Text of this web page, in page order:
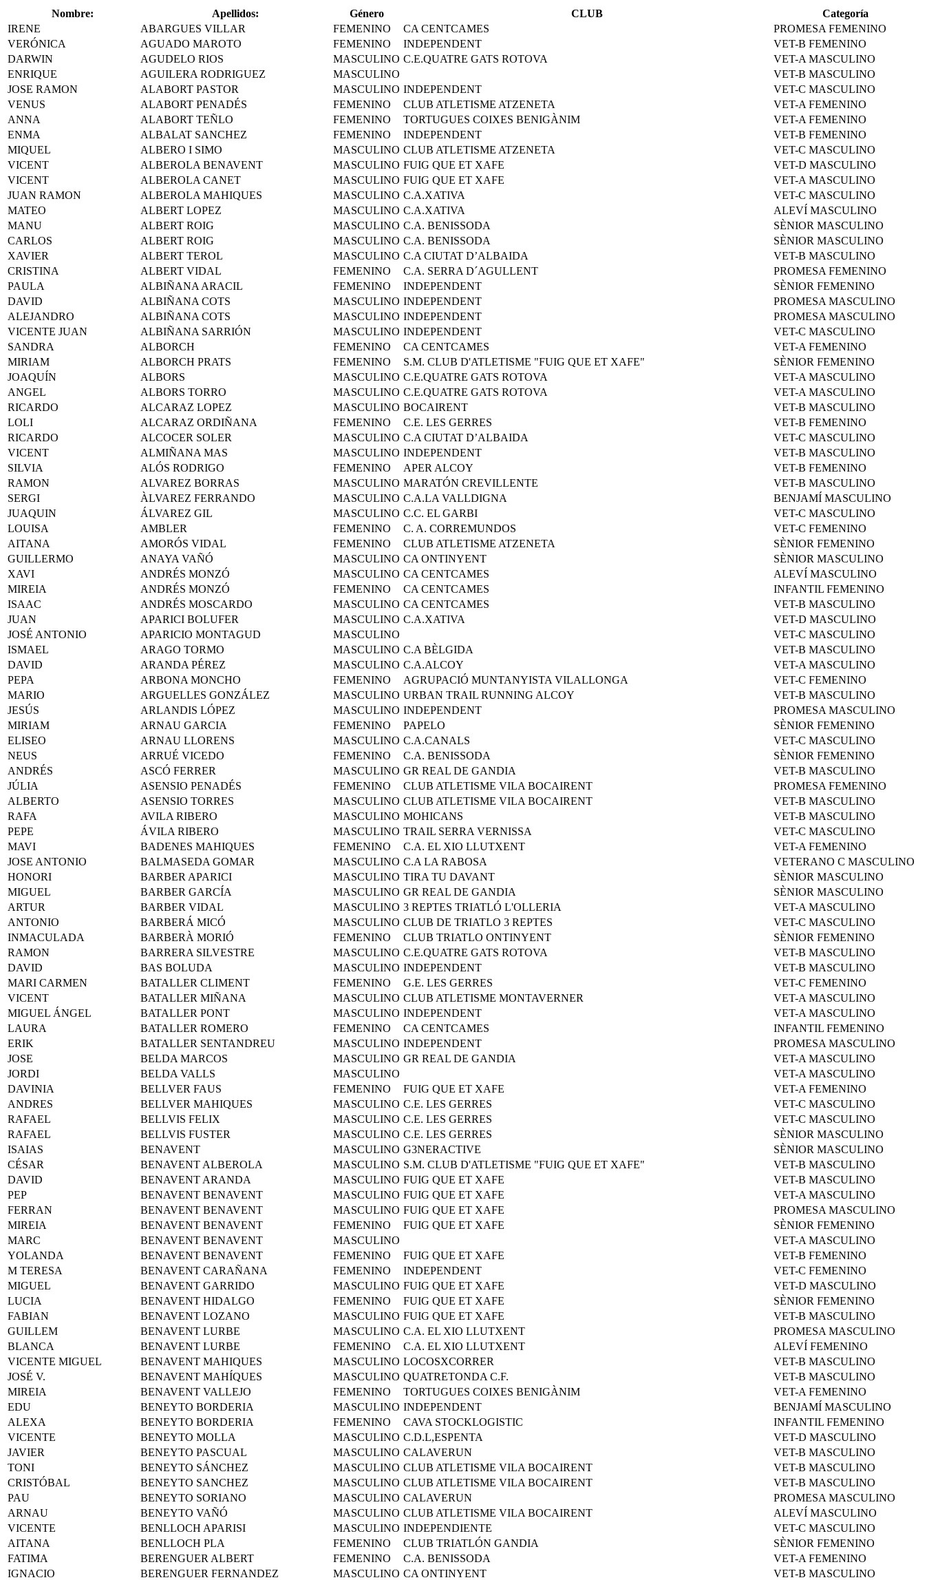
Nombre: Apellidos: Género CLUB
Categoría
IRENE
ABARGUES VILLAR FEMENINO CA CENTCAMES
PROMESA FEMENINO
VERÓNICA
AGUADO MAROTO FEMENINO INDEPENDENT
VET-B FEMENINO
DARWIN
AGUDELO RIOS MASCULINO C.E.QUATRE GATS ROTOVA
VET-A MASCULINO
ENRIQUE
AGUILERA RODRIGUEZ MASCULINO
VET-B MASCULINO
JOSE RAMON
ALABORT PASTOR MASCULINO INDEPENDENT
VET-C MASCULINO
VENUS
ALABORT PENADÉS FEMENINO CLUB ATLETISME ATZENETA
VET-A FEMENINO
ANNA
ALABORT TEÑLO FEMENINO TORTUGUES COIXES BENIGÀNIM
VET-A FEMENINO
ENMA
ALBALAT SANCHEZ FEMENINO INDEPENDENT
VET-B FEMENINO
MIQUEL
ALBERO I SIMO MASCULINO CLUB ATLETISME ATZENETA
VET-C MASCULINO
VICENT
ALBEROLA BENAVENT MASCULINO FUIG QUE ET XAFE
VET-D MASCULINO
VICENT
ALBEROLA CANET MASCULINO FUIG QUE ET XAFE
VET-A MASCULINO
JUAN RAMON
ALBEROLA MAHIQUES MASCULINO C.A.XATIVA
VET-C MASCULINO
MATEO
ALBERT LOPEZ MASCULINO C.A.XATIVA
ALEVÍ MASCULINO
MANU
ALBERT ROIG MASCULINO C.A. BENISSODA
SÈNIOR MASCULINO
CARLOS
ALBERT ROIG MASCULINO C.A. BENISSODA
SÈNIOR MASCULINO
XAVIER
ALBERT TEROL MASCULINO C.A CIUTAT D’ALBAIDA
VET-B MASCULINO
CRISTINA
ALBERT VIDAL FEMENINO C.A. SERRA D´AGULLENT
PROMESA FEMENINO
PAULA
ALBIÑANA ARACIL FEMENINO INDEPENDENT
SÈNIOR FEMENINO
DAVID
ALBIÑANA COTS MASCULINO INDEPENDENT
PROMESA MASCULINO
ALEJANDRO
ALBIÑANA COTS MASCULINO INDEPENDENT
PROMESA MASCULINO
VICENTE JUAN
ALBIÑANA SARRIÓN MASCULINO INDEPENDENT
VET-C MASCULINO
SANDRA
ALBORCH FEMENINO CA CENTCAMES
VET-A FEMENINO
MIRIAM
ALBORCH PRATS FEMENINO S.M. CLUB D'ATLETISME "FUIG QUE ET XAFE"
SÈNIOR FEMENINO
JOAQUÍN
ALBORS MASCULINO C.E.QUATRE GATS ROTOVA
VET-A MASCULINO
ANGEL
ALBORS TORRO MASCULINO C.E.QUATRE GATS ROTOVA
VET-A MASCULINO
RICARDO
ALCARAZ LOPEZ MASCULINO BOCAIRENT
VET-B MASCULINO
LOLI
ALCARAZ ORDIÑANA FEMENINO C.E. LES GERRES
VET-B FEMENINO
RICARDO
ALCOCER SOLER MASCULINO C.A CIUTAT D’ALBAIDA
VET-C MASCULINO
VICENT
ALMIÑANA MAS MASCULINO INDEPENDENT
VET-B MASCULINO
SILVIA
ALÓS RODRIGO FEMENINO APER ALCOY
VET-B FEMENINO
RAMON
ALVAREZ BORRAS MASCULINO MARATÓN CREVILLENTE
VET-B MASCULINO
SERGI
ÀLVAREZ FERRANDO MASCULINO C.A.LA VALLDIGNA
BENJAMÍ MASCULINO
JUAQUIN
ÁLVAREZ GIL MASCULINO C.C. EL GARBI
VET-C MASCULINO
LOUISA
AMBLER FEMENINO C. A. CORREMUNDOS
VET-C FEMENINO
AITANA
AMORÓS VIDAL FEMENINO CLUB ATLETISME ATZENETA
SÈNIOR FEMENINO
GUILLERMO
ANAYA VAÑÓ MASCULINO CA ONTINYENT
SÈNIOR MASCULINO
XAVI
ANDRÉS MONZÓ MASCULINO CA CENTCAMES
ALEVÍ MASCULINO
MIREIA
ANDRÉS MONZÓ FEMENINO CA CENTCAMES
INFANTIL FEMENINO
ISAAC
ANDRÉS MOSCARDO MASCULINO CA CENTCAMES
VET-B MASCULINO
JUAN
APARICI BOLUFER MASCULINO C.A.XATIVA
VET-D MASCULINO
JOSÉ ANTONIO
APARICIO MONTAGUD MASCULINO
VET-C MASCULINO
ISMAEL
ARAGO TORMO MASCULINO C.A BÈLGIDA
VET-B MASCULINO
DAVID
ARANDA PÉREZ MASCULINO C.A.ALCOY
VET-A MASCULINO
PEPA
ARBONA MONCHO FEMENINO AGRUPACIÓ MUNTANYISTA VILALLONGA
VET-C FEMENINO
MARIO
ARGUELLES GONZÁLEZ MASCULINO URBAN TRAIL RUNNING ALCOY
VET-B MASCULINO
JESÚS
ARLANDIS LÓPEZ MASCULINO INDEPENDENT
PROMESA MASCULINO
MIRIAM
ARNAU GARCIA FEMENINO PAPELO
SÈNIOR FEMENINO
ELISEO
ARNAU LLORENS MASCULINO C.A.CANALS
VET-C MASCULINO
NEUS
ARRUÉ VICEDO FEMENINO C.A. BENISSODA
SÈNIOR FEMENINO
ANDRÉS
ASCÓ FERRER MASCULINO GR REAL DE GANDIA
VET-B MASCULINO
JÚLIA
ASENSIO PENADÉS FEMENINO CLUB ATLETISME VILA BOCAIRENT
PROMESA FEMENINO
ALBERTO
ASENSIO TORRES MASCULINO CLUB ATLETISME VILA BOCAIRENT
VET-B MASCULINO
RAFA
AVILA RIBERO MASCULINO MOHICANS
VET-B MASCULINO
PEPE
ÁVILA RIBERO MASCULINO TRAIL SERRA VERNISSA
VET-C MASCULINO
MAVI
BADENES MAHIQUES FEMENINO C.A. EL XIO LLUTXENT
VET-A FEMENINO
JOSE ANTONIO
BALMASEDA GOMAR MASCULINO C.A LA RABOSA
VETERANO C MASCULINO
HONORI
BARBER APARICI MASCULINO TIRA TU DAVANT
SÈNIOR MASCULINO
MIGUEL
BARBER GARCÍA MASCULINO GR REAL DE GANDIA
SÈNIOR MASCULINO
ARTUR
BARBER VIDAL MASCULINO 3 REPTES TRIATLÓ L'OLLERIA
VET-A MASCULINO
ANTONIO
BARBERÁ MICÓ MASCULINO CLUB DE TRIATLO 3 REPTES
VET-C MASCULINO
INMACULADA
BARBERÀ MORIÓ FEMENINO CLUB TRIATLO ONTINYENT
SÈNIOR FEMENINO
RAMON
BARRERA SILVESTRE MASCULINO C.E.QUATRE GATS ROTOVA
VET-B MASCULINO
DAVID
BAS BOLUDA MASCULINO INDEPENDENT
VET-B MASCULINO
MARI CARMEN
BATALLER CLIMENT FEMENINO G.E. LES GERRES
VET-C FEMENINO
VICENT
BATALLER MIÑANA MASCULINO CLUB ATLETISME MONTAVERNER
VET-A MASCULINO
MIGUEL ÁNGEL
BATALLER PONT MASCULINO INDEPENDENT
VET-A MASCULINO
LAURA
BATALLER ROMERO FEMENINO CA CENTCAMES
INFANTIL FEMENINO
ERIK
BATALLER SENTANDREU MASCULINO INDEPENDENT
PROMESA MASCULINO
JOSE
BELDA MARCOS MASCULINO GR REAL DE GANDIA
VET-A MASCULINO
JORDI
BELDA VALLS MASCULINO
VET-A MASCULINO
DAVINIA
BELLVER FAUS FEMENINO FUIG QUE ET XAFE
VET-A FEMENINO
ANDRES
BELLVER MAHIQUES MASCULINO C.E. LES GERRES
VET-C MASCULINO
RAFAEL
BELLVIS FELIX MASCULINO C.E. LES GERRES
VET-C MASCULINO
RAFAEL
BELLVIS FUSTER MASCULINO C.E. LES GERRES
SÈNIOR MASCULINO
ISAIAS
BENAVENT MASCULINO G3NERACTIVE
SÈNIOR MASCULINO
CÉSAR
BENAVENT ALBEROLA MASCULINO S.M. CLUB D'ATLETISME "FUIG QUE ET XAFE"
VET-B MASCULINO
DAVID
BENAVENT ARANDA MASCULINO FUIG QUE ET XAFE
VET-B MASCULINO
PEP
BENAVENT BENAVENT MASCULINO FUIG QUE ET XAFE
VET-A MASCULINO
FERRAN
BENAVENT BENAVENT MASCULINO FUIG QUE ET XAFE
PROMESA MASCULINO
MIREIA
BENAVENT BENAVENT FEMENINO FUIG QUE ET XAFE
SÈNIOR FEMENINO
MARC
BENAVENT BENAVENT MASCULINO
VET-A MASCULINO
YOLANDA
BENAVENT BENAVENT FEMENINO FUIG QUE ET XAFE
VET-B FEMENINO
M TERESA
BENAVENT CARAÑANA FEMENINO INDEPENDENT
VET-C FEMENINO
MIGUEL
BENAVENT GARRIDO MASCULINO FUIG QUE ET XAFE
VET-D MASCULINO
LUCIA
BENAVENT HIDALGO FEMENINO FUIG QUE ET XAFE
SÈNIOR FEMENINO
FABIAN
BENAVENT LOZANO MASCULINO FUIG QUE ET XAFE
VET-B MASCULINO
GUILLEM
BENAVENT LURBE MASCULINO C.A. EL XIO LLUTXENT
PROMESA MASCULINO
BLANCA
BENAVENT LURBE FEMENINO C.A. EL XIO LLUTXENT
ALEVÍ FEMENINO
VICENTE MIGUEL
BENAVENT MAHIQUES MASCULINO LOCOSXCORRER
VET-B MASCULINO
JOSÉ V.
BENAVENT MAHÍQUES MASCULINO QUATRETONDA C.F.
VET-B MASCULINO
MIREIA
BENAVENT VALLEJO FEMENINO TORTUGUES COIXES BENIGÀNIM
VET-A FEMENINO
EDU
BENEYTO BORDERIA MASCULINO INDEPENDENT
BENJAMÍ MASCULINO
ALEXA
BENEYTO BORDERIA FEMENINO CAVA STOCKLOGISTIC
INFANTIL FEMENINO
VICENTE
BENEYTO MOLLA MASCULINO C.D.L,ESPENTA
VET-D MASCULINO
JAVIER
BENEYTO PASCUAL MASCULINO CALAVERUN
VET-B MASCULINO
TONI
BENEYTO SÁNCHEZ MASCULINO CLUB ATLETISME VILA BOCAIRENT
VET-B MASCULINO
CRISTÓBAL
BENEYTO SANCHEZ MASCULINO CLUB ATLETISME VILA BOCAIRENT
VET-B MASCULINO
PAU
BENEYTO SORIANO MASCULINO CALAVERUN
PROMESA MASCULINO
ARNAU
BENEYTO VAÑÓ MASCULINO CLUB ATLETISME VILA BOCAIRENT
ALEVÍ MASCULINO
VICENTE
BENLLOCH APARISI MASCULINO INDEPENDIENTE
VET-C MASCULINO
AITANA
BENLLOCH PLA FEMENINO CLUB TRIATLÓN GANDIA
SÈNIOR FEMENINO
FATIMA
BERENGUER ALBERT FEMENINO C.A. BENISSODA
VET-A FEMENINO
IGNACIO
BERENGUER FERNANDEZ MASCULINO CA ONTINYENT
VET-B MASCULINO